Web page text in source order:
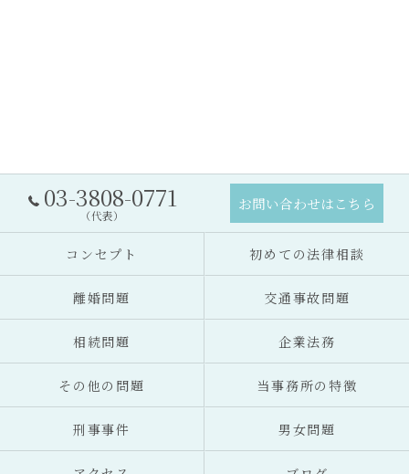
03-3808-0771
（代表）
お問い合わせはこちら
コンセプト 初めての法律相談
離婚問題 交通事故問題
相続問題 企業法務
その他の問題 当事務所の特徴
刑事事件 男女問題